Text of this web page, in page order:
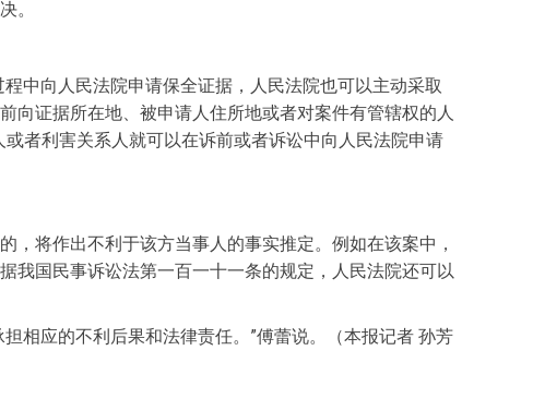
。
中向人民法院申请保全证据，人民法院也可以主动采取
向证据所在地、被申请人住所地或者对案件有管辖权的人
者利害关系人就可以在诉前或者诉讼中向人民法院申请
将作出不利于该方当事人的事实推定。例如在该案中，
我国民事诉讼法第一百一十一条的规定，人民法院还可以
相应的不利后果和法律责任。”傅蕾说。（本报记者 孙芳